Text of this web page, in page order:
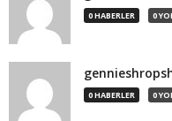
0 HABERLER 0
0 HABERLER 0